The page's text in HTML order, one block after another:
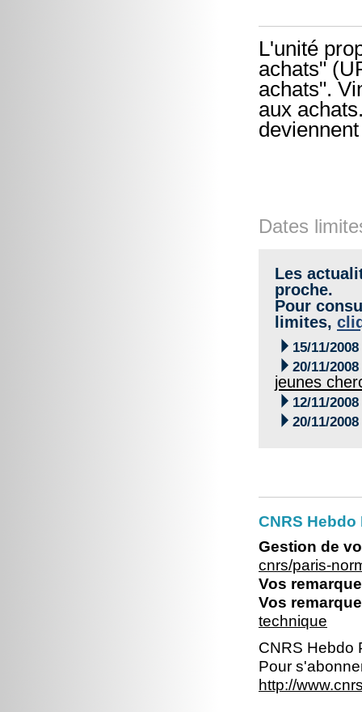
L'unité
achats"
achats".
aux
Dates
Les
proche.
Pour
limites,
 15/11/2008
 20/11/2008
jeunes
 12/11/2008
 20/11/2008
CNRS
Gestion de
cnrs/paris-
Vos
Vos
technique
CNRS Hebdo
Pour
http://